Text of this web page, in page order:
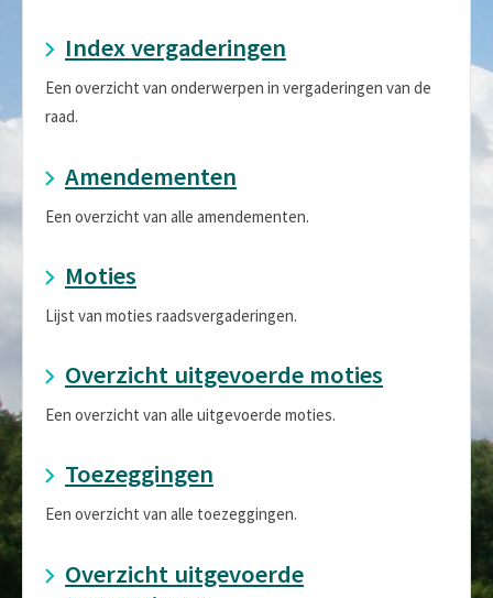
Index vergaderingen
Een overzicht van onderwerpen in vergaderingen van de
raad.
Amendementen
Een overzicht van alle amendementen.
Moties
Lijst van moties raadsvergaderingen.
Overzicht uitgevoerde moties
Een overzicht van alle uitgevoerde moties.
Toezeggingen
Een overzicht van alle toezeggingen.
Overzicht uitgevoerde